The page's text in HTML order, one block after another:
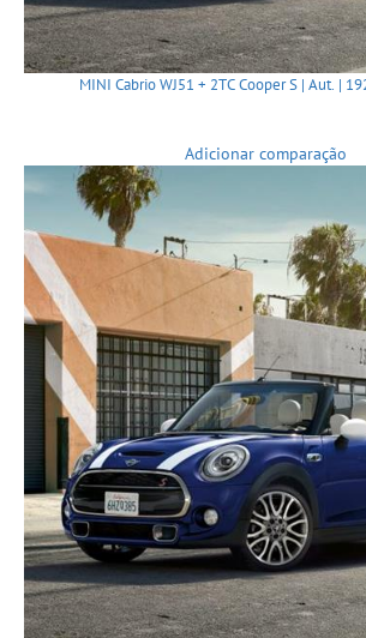
MINI Cabrio WJ51 + 2TC Cooper S | Aut. |
Adicionar comparação